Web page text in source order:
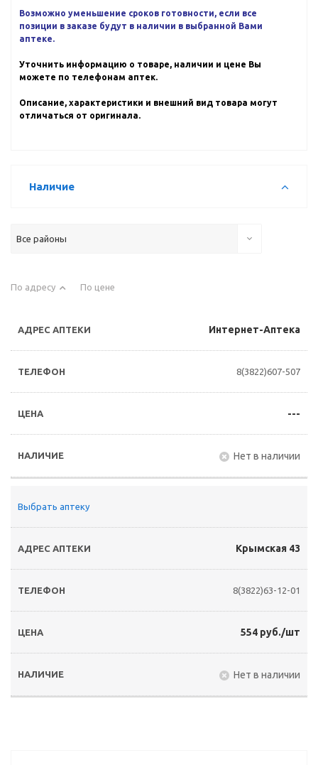
Возможно уменьшение сроков готовности, если все
позиции в заказе будут в наличии в выбранной Вами
аптеке.
Уточнить информацию о товаре, наличии и цене Вы
можете по телефонам аптек.
Описание, характеристики и внешний вид товара могут
отличаться от оригинала.
Наличие
Все районы
По адресу По цене
Интернет-Аптека
8(3822)607-507
---
Нет в наличии
Выбрать аптеку
Крымская 43
8(3822)63-12-01
554 руб./шт
Нет в наличии